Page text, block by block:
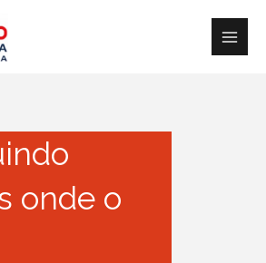
onde o